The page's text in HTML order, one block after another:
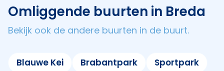
Omliggende buurten in Breda
Bekijk ook de andere buurten in de buurt.
Blauwe Kei Brabantpark
Sportpark